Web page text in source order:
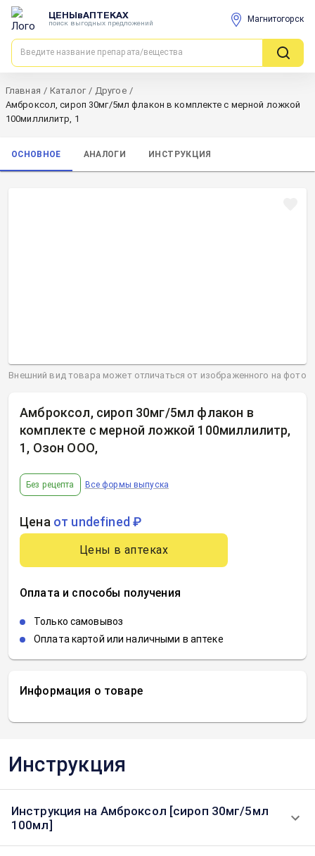
ЦЕНЫвАПТЕКАХ
поиск выгодных предложений Магнитогорск
Главная / Каталог / Другое /
Амброксол, сироп 30мг/5мл флакон в комплекте с мерной ложкой
100миллилитр, 1
ОСНОВНОЕ АНАЛОГИ ИНСТРУКЦИЯ
Информация о товаре
Амброксол, сироп 30мг/5мл флакон в
комплекте с мерной ложкой 100миллилитр,
1, Озон ООО,
Без рецепта Все формы выпуска
Цена от undefined ₽
Цены в аптеках
Оплата и способы получения
Только самовывоз
Оплата картой или наличными в аптеке
Внешний вид товара может отличаться от изображенного на фото
Инструкция
Инструкция на Амброксол [сироп 30мг/5мл
100мл]